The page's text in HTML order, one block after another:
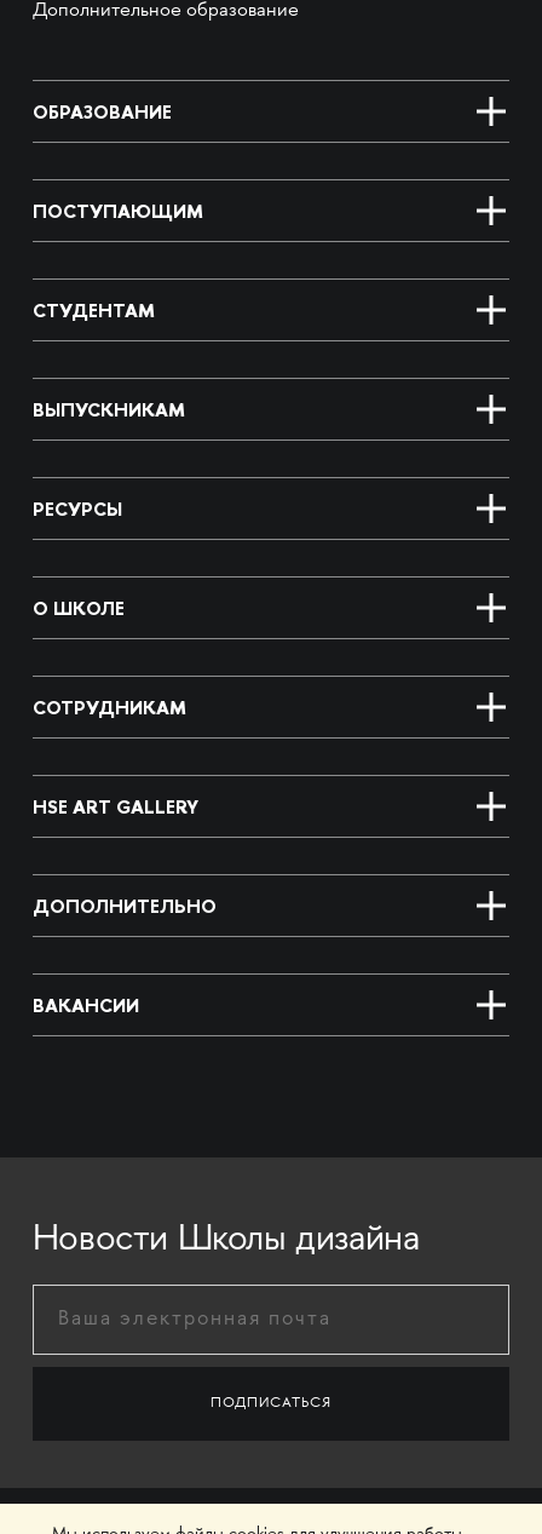
Дополнительное образование
ОБРАЗОВАНИЕ
ПОСТУПАЮЩИМ
СТУДЕНТАМ
ВЫПУСКНИКАМ
РЕСУРСЫ
О ШКОЛЕ
СОТРУДНИКАМ
HSE ART GALLERY
ДОПОЛНИТЕЛЬНО
ВАКАНСИИ
Новости Школы дизайна